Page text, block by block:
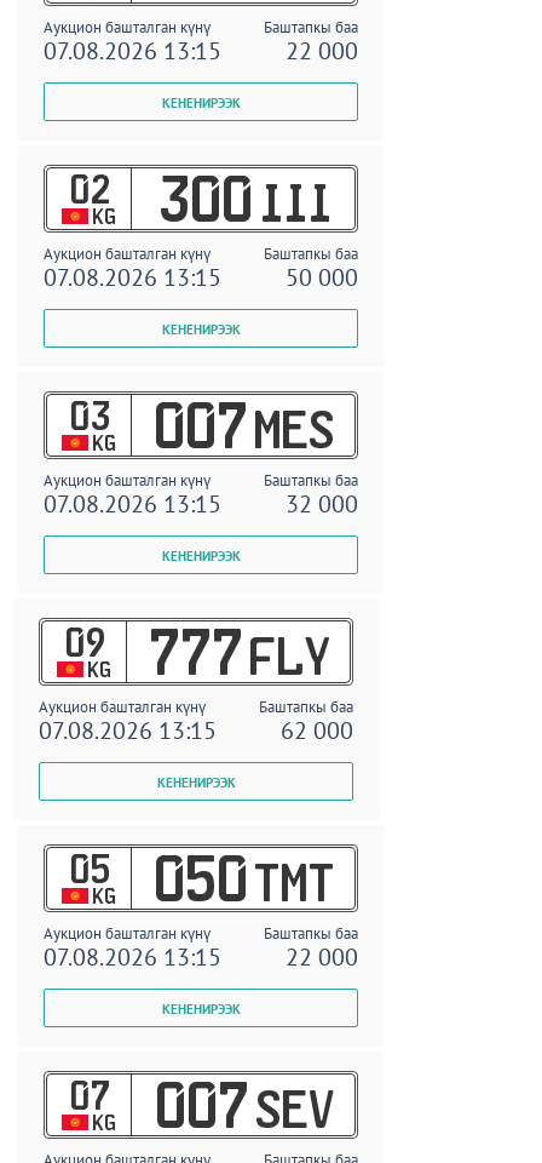
Аукцион башталган күнү Баштапкы баа
07.08.2026 13:15 22 000
02
KG 300 III
Аукцион башталган күнү Баштапкы баа
07.08.2026 13:15 50 000
03
KG 007 MES
Аукцион башталган күнү Баштапкы баа
07.08.2026 13:15 32 000
09
KG 777 FLY
Аукцион башталган күнү Баштапкы баа
07.08.2026 13:15 62 000
05
KG 050 TMT
Аукцион башталган күнү Баштапкы баа
07.08.2026 13:15 22 000
07
KG 007 SEV